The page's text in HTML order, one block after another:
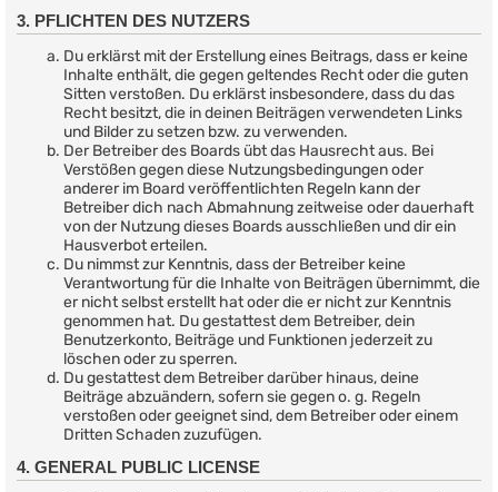
3. PFLICHTEN DES NUTZERS
Du erklärst mit der Erstellung eines Beitrags, dass er keine
Inhalte enthält, die gegen geltendes Recht oder die guten
Sitten verstoßen. Du erklärst insbesondere, dass du das
Recht besitzt, die in deinen Beiträgen verwendeten Links
und Bilder zu setzen bzw. zu verwenden.
Der Betreiber des Boards übt das Hausrecht aus. Bei
Verstößen gegen diese Nutzungsbedingungen oder
anderer im Board veröffentlichten Regeln kann der
Betreiber dich nach Abmahnung zeitweise oder dauerhaft
von der Nutzung dieses Boards ausschließen und dir ein
Hausverbot erteilen.
Du nimmst zur Kenntnis, dass der Betreiber keine
Verantwortung für die Inhalte von Beiträgen übernimmt, die
er nicht selbst erstellt hat oder die er nicht zur Kenntnis
genommen hat. Du gestattest dem Betreiber, dein
Benutzerkonto, Beiträge und Funktionen jederzeit zu
löschen oder zu sperren.
Du gestattest dem Betreiber darüber hinaus, deine
Beiträge abzuändern, sofern sie gegen o. g. Regeln
verstoßen oder geeignet sind, dem Betreiber oder einem
Dritten Schaden zuzufügen.
4. GENERAL PUBLIC LICENSE